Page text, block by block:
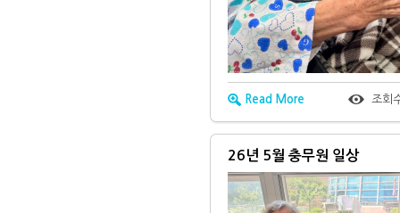
Read More 조회
26년 5월 충무원 일상